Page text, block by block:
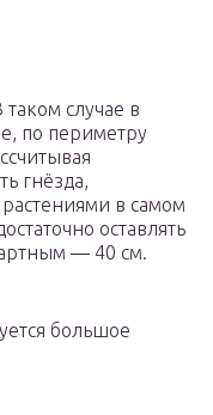
случае в
по периметру
гнёзда,
в самом
оставлять
— 40 см.
большое